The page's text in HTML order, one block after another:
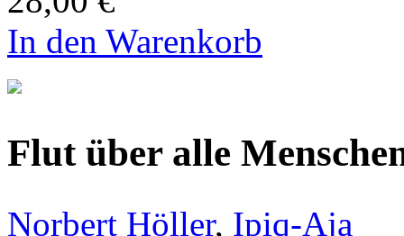
In den Warenkorb
Flut über alle
Norbert Höller, Ipiq-Aja